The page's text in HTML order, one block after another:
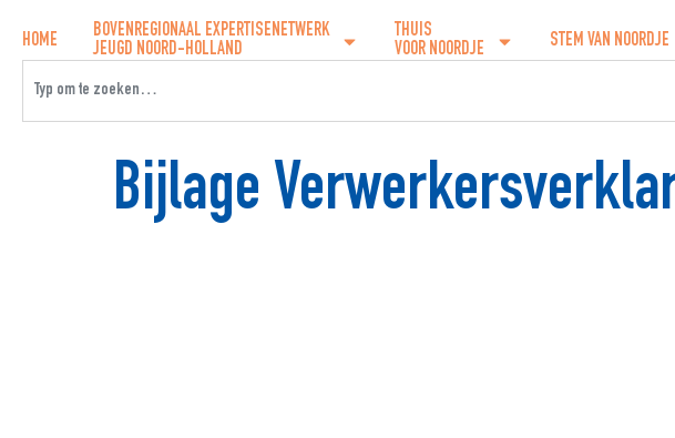
HOME
BOVENREGIONAAL EXPERTISENETWERK
JEUGD NOORD-HOLLAND
THUIS
VOOR NOORDJE
STEM VAN NOORDJE
Bijlage